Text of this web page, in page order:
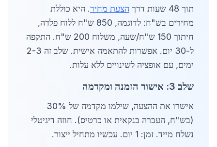
תוך 48 שעות דרך
הצעת מחיר. היא כוללת
מחירים בש"ח: לדוגמה, 850 ש"ח ללוח פלדה,
חיתוך 150 ש"ח/שעה, משלוח 200 ש"ח. התקפה
ל-30 יום. אפשרות להתאמה אישית. שלב זה 2-3
ימים, עם אופציה לשינויים ללא עלות.
שלב 3: אישור הזמנה ומקדמה
אישרו את ההצעה, שילמו מקדמה של 30%
(בש"ח, העברה בנקאית או כרטיס). חוזה דיגיטלי
נשלח מייד. זמן: 1 יום. עכשיו מתחיל ייצור.